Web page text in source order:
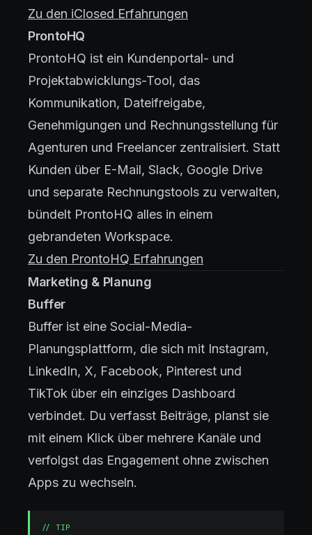
Zu den iClosed Erfahrungen
ProntoHQ
ProntoHQ ist ein Kundenportal- und
Projektabwicklungs-Tool, das
Kommunikation, Dateifreigabe,
Genehmigungen und Rechnungsstellung für
Agenturen und Freelancer zentralisiert. Statt
Kunden über E-Mail, Slack, Google Drive
und separate Rechnungstools zu verwalten,
bündelt ProntoHQ alles in einem
gebrandeten Workspace.
Zu den ProntoHQ Erfahrungen
Marketing & Planung
Buffer
Buffer ist eine Social-Media-
Planungsplattform, die sich mit Instagram,
LinkedIn, X, Facebook, Pinterest und
TikTok über ein einziges Dashboard
verbindet. Du verfasst Beiträge, planst sie
mit einem Klick über mehrere Kanäle und
verfolgst das Engagement ohne zwischen
Apps zu wechseln.
// TIP